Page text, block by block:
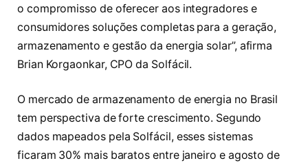
o compromisso de oferecer aos integradores e
consumidores soluções completas para a geração,
armazenamento e gestão da energia solar”, afirma
Brian Korgaonkar, CPO da Solfácil.
O mercado de armazenamento de energia no Brasil
tem perspectiva de forte crescimento. Segundo
dados mapeados pela Solfácil, esses sistemas
ficaram 30% mais baratos entre janeiro e agosto de